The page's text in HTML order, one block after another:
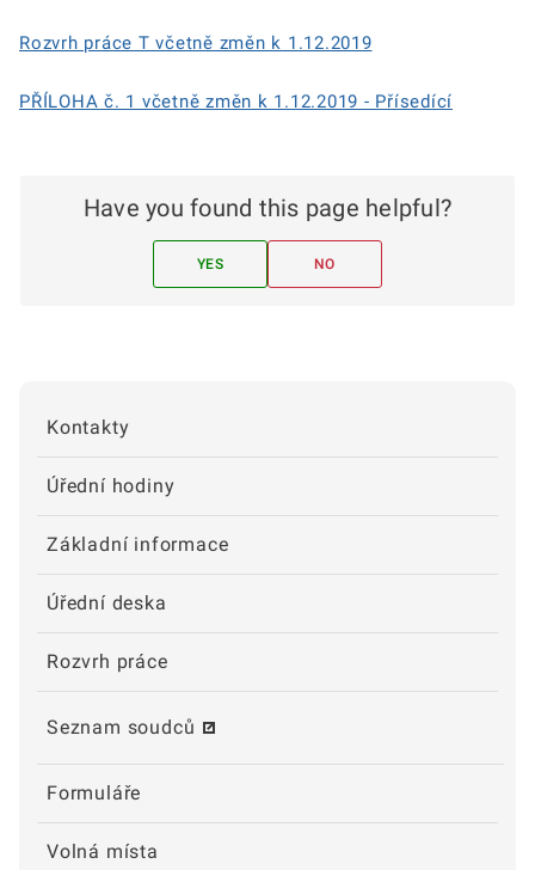
Kontakty
Úřední hodiny
Základní informace
Úřední deska
Rozvrh práce
Seznam soudců
Formuláře
Volná místa
Rozvrh práce T včetně změn k 1.12.2019
PŘÍLOHA č. 1 včetně změn k 1.12.2019 - Přísedící
Have you found this page helpful?
YES NO